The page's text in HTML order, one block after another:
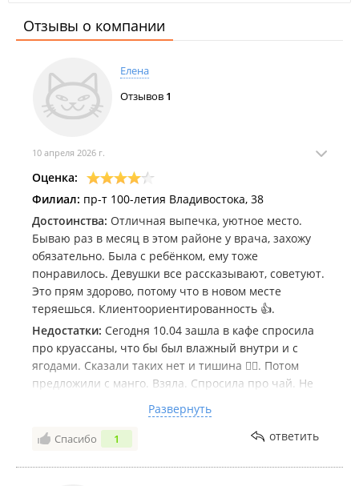
Отзывы о компании
Елена
Отзывов 1
10 апреля 2026 г.
Оценка:
Филиал: пр-т 100-летия Владивостока, 38
Достоинства: Отличная выпечка, уютное место.
Бываю раз в месяц в этом районе у врача, захожу
обязательно. Была с ребёнком, ему тоже
понравилось. Девушки все рассказывают, советуют.
Это прям здорово, потому что в новом месте
теряешься. Клиентоориентированность 👍.
Недостатки: Сегодня 10.04 зашла в кафе спросила
про круассаны, что бы был влажный внутри и с
ягодами. Сказали таких нет и тишина 🤷‍♀️. Потом
предложили с манго. Взяла. Спросила про чай. Не
девушку. В общем решила не пить. Лимонада, морса
не было. Предложили сок 0.2. Увидела на витрине
информацию. Ответом было - каждый год печем,
Развернуть
Спасибо 1 ответить